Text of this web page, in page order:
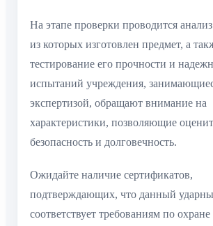
На этапе проверки проводится
из которых изготовлен предмет, а
тестирование его прочности и
испытаний учреждения,
экспертизой, обращают внимание на
характеристики, позволяющие
безопасность и долговечность.
Ожидайте наличие сертификатов,
подтверждающих, что данный
соответствует требованиям по охране